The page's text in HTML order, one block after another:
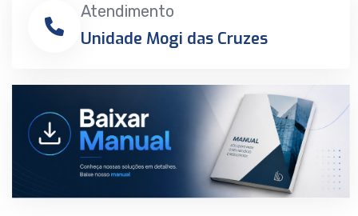
Atendimento
Unidade Mogi das Cruzes